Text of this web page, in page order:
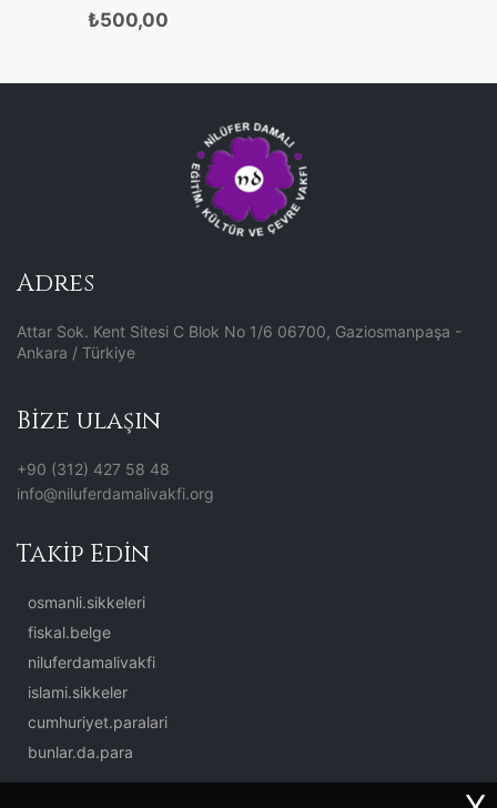
₺500,00
Adres
Attar Sok. Kent Sitesi C Blok No 1/6 06700, Gaziosmanpaşa -
Ankara / Türkiye
Bize ulaşın
+90 (312) 427 58 48
info@niluferdamalivakfi.org
Takip Edin
osmanli.sikkeleri
fiskal.belge
niluferdamalivakfi
islami.sikkeler
cumhuriyet.paralari
bunlar.da.para